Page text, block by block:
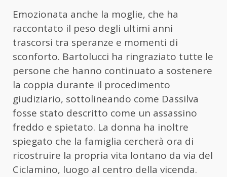
Emozionata anche la moglie, che ha
raccontato il peso degli ultimi anni
trascorsi tra speranze e momenti di
sconforto. Bartolucci ha ringraziato tutte le
persone che hanno continuato a sostenere
la coppia durante il procedimento
giudiziario, sottolineando come Dassilva
fosse stato descritto come un assassino
freddo e spietato. La donna ha inoltre
spiegato che la famiglia cercherà ora di
ricostruire la propria vita lontano da via del
Ciclamino, luogo al centro della vicenda.